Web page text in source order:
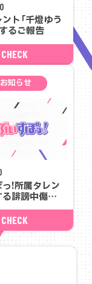
ト「千燈ゆう
るご報告
CHECK
お知らせ
!所属タレン
る誹謗中傷行
応状況につ
CHECK